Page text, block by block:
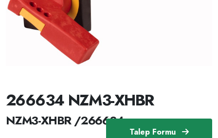
Talep Formu
266634 NZM3-XHBR
NZM3-XHBR /266634